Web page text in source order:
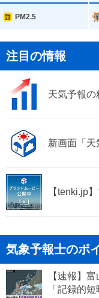
広川町
美浜町
みなべ町
PM2.5
注目の情報
天気予報の
新画面「天
【tenki.jp
気象予報士のポ
【速報】
「記録的